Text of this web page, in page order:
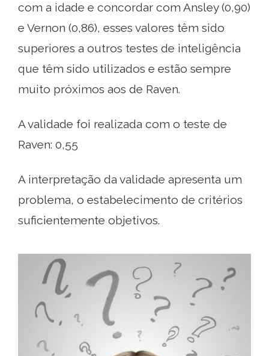
com a idade e concordar com Ansley (0,90)
e Vernon (0,86), esses valores têm sido
superiores a outros testes de inteligência
que têm sido utilizados e estão sempre
muito próximos aos de Raven.
A validade foi realizada com o teste de
Raven: 0,55
A interpretação da validade apresenta um
problema, o estabelecimento de critérios
suficientemente objetivos.